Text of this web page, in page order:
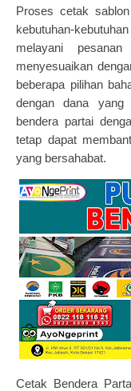
Proses cetak
kebutuhan-
melayani
menyesuaikan
beberapa pilihan
dengan dana
bendera partai
tetap dapat
yang bersahabat.
Cetak Bendera